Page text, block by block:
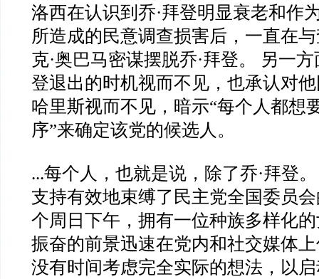
洛西在认识到乔·拜登明显衰老和作
所造成的民意调查损害后，一直在
克·奥巴马密谋摆脱乔·拜登。 另一
登退出的时机视而不见，也承认对
哈里斯视而不见，暗示“每个人都想
序”来确定该党的候选人。
...每个人，也就是说，除了乔·拜登
支持有效地束缚了民主党全国委员
个周日下午，拥有一位种族多样化
振奋的前景迅速在党内和社交媒体
没有时间考虑完全实际的想法，以